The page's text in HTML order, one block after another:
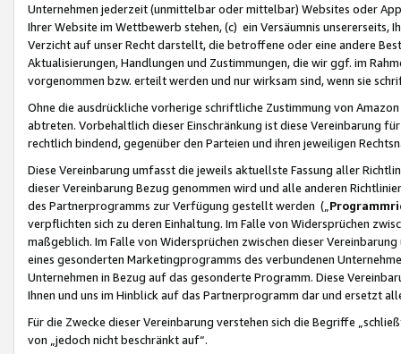
Unternehmen jederzeit (unmittelbar oder mittelbar) Websites oder
Ihrer Website im Wettbewerb stehen, (c) ein Versäumnis unsererseits,
Verzicht auf unser Recht darstellt, die betroffene oder eine andere
Aktualisierungen, Handlungen und Zustimmungen, die wir ggf. im
vorgenommen bzw. erteilt werden und nur wirksam sind, wenn sie
Ohne die ausdrückliche vorherige schriftliche Zustimmung von
abtreten. Vorbehaltlich dieser Einschränkung ist diese Vereinbarung
rechtlich bindend, gegenüber den Parteien und ihren jeweiligen
Diese Vereinbarung umfasst die jeweils aktuellste Fassung aller
dieser Vereinbarung Bezug genommen wird und alle anderen
des Partnerprogramms zur Verfügung gestellt werden („
verpflichten sich zu deren Einhaltung. Im Falle von Widersprüchen
maßgeblich. Im Falle von Widersprüchen zwischen dieser
eines gesonderten Marketingprogramms des verbundenen
Unternehmen in Bezug auf das gesonderte Programm. Diese
Ihnen und uns im Hinblick auf das Partnerprogramm dar und ersetzt
Für die Zwecke dieser Vereinbarung verstehen sich die Begriffe
von „jedoch nicht beschränkt auf“.